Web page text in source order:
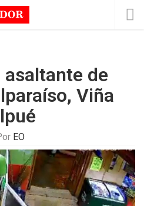
asaltante de
Viña
EO